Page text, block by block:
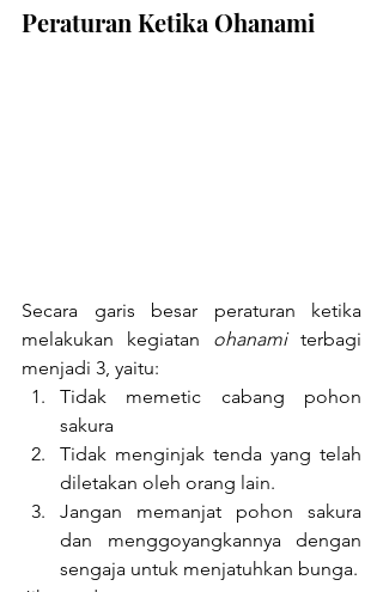
Peraturan Ketika Ohanami
Secara garis besar peraturan ketika
melakukan kegiatan ohanami terbagi
menjadi 3, yaitu:
Tidak memetic cabang pohon
sakura
Tidak menginjak tenda yang telah
diletakan oleh orang lain.
Jangan memanjat pohon sakura
dan menggoyangkannya dengan
sengaja untuk menjatuhkan bunga.